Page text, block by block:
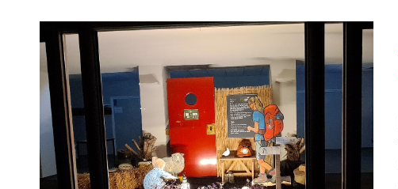
Sneek besuchen
Highlights
Sehenswürdigkeiten
Wassersport
Übernachten
Einkaufen